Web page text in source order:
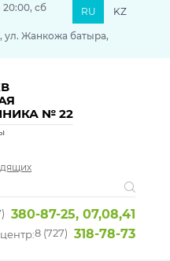
ул. Жанкожа батыра,
сб
RU KZ
№ 22
380-87-25, 07,08,41
8 (727) 318-78-73